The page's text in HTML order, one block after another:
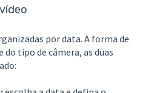
por data. A forma de
tipo de câmera, as duas